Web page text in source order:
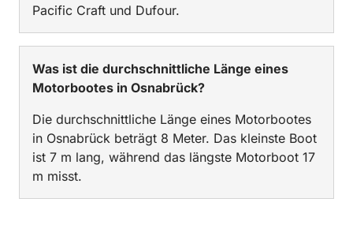
Pacific Craft und Dufour.
Was ist die durchschnittliche Länge eines
Motorbootes in Osnabrück?
Die durchschnittliche Länge eines Motorbootes
in Osnabrück beträgt 8 Meter. Das kleinste Boot
ist 7 m lang, während das längste Motorboot 17
m misst.